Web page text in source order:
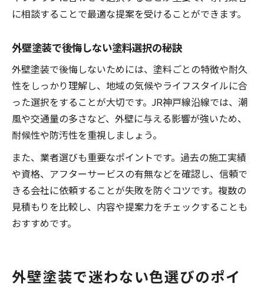
に相談することで最適な提案を受けることができます。
外壁塗装で後悔しない塗料選択の秘訣
外壁塗装で後悔しないためには、塗料ごとの特徴や耐久
性をしっかり理解し、地域の気候やライフスタイルに合
った選択をすることが大切です。JR神戸線沿線では、潮
風や交通量の多さなど、外壁に与える影響が強いため、
耐候性や防汚性を重視しましょう。
また、業者選びも重要なポイントです。過去の施工実績
や資格、アフターサービスの有無などを確認し、信頼で
きる会社に依頼することが失敗を防ぐコツです。複数の
見積もりを比較し、内容や提案力をチェックすることも
おすすめです。
外壁塗装で迷わない色選びのポイ